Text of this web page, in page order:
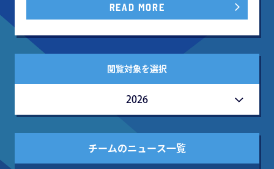
READ MORE
閲覧対象を選択
2026
チームのニュース一覧